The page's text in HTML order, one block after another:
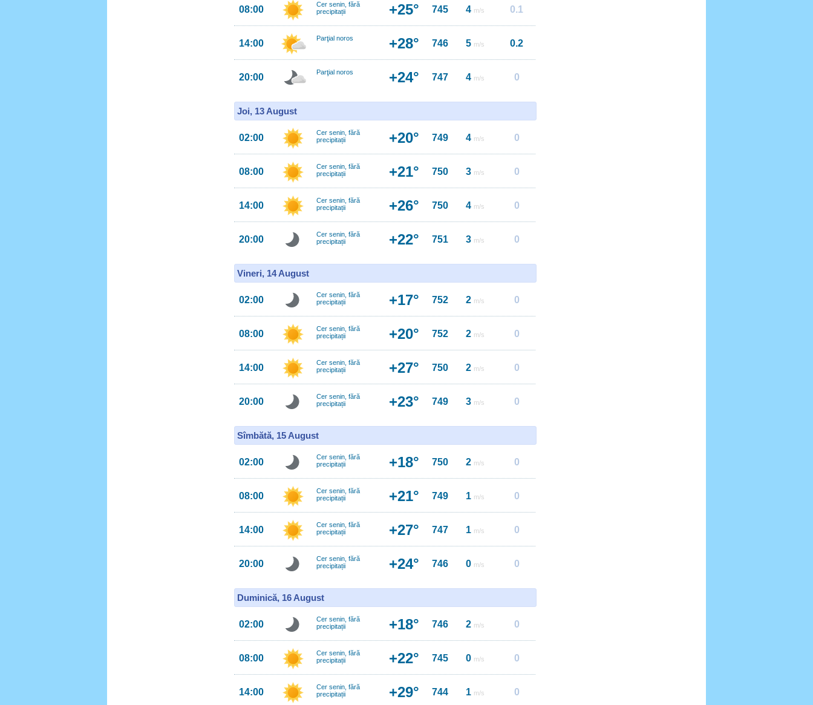
08:00
Cer senin, fără
precipitații
+25° 745 4 m/s 0.1
14:00 Parţial noros +28° 746 5 m/s 0.2
20:00 Parţial noros +24° 747 4 m/s 0
Joi, 13 August
02:00
Cer senin, fără
precipitații
+20° 749 4 m/s 0
08:00
Cer senin, fără
precipitații
+21° 750 3 m/s 0
14:00
Cer senin, fără
precipitații
+26° 750 4 m/s 0
20:00
Cer senin, fără
precipitații
+22° 751 3 m/s 0
Vineri, 14 August
02:00
Cer senin, fără
precipitații
+17° 752 2 m/s 0
08:00
Cer senin, fără
precipitații
+20° 752 2 m/s 0
14:00
Cer senin, fără
precipitații
+27° 750 2 m/s 0
20:00
Cer senin, fără
precipitații
+23° 749 3 m/s 0
Sîmbătă, 15 August
02:00
Cer senin, fără
precipitații
+18° 750 2 m/s 0
08:00
Cer senin, fără
precipitații
+21° 749 1 m/s 0
14:00
Cer senin, fără
precipitații
+27° 747 1 m/s 0
20:00
Cer senin, fără
precipitații
+24° 746 0 m/s 0
Duminică, 16 August
02:00
Cer senin, fără
precipitații
+18° 746 2 m/s 0
08:00
Cer senin, fără
precipitații
+22° 745 0 m/s 0
14:00
Cer senin, fără
precipitații
+29° 744 1 m/s 0